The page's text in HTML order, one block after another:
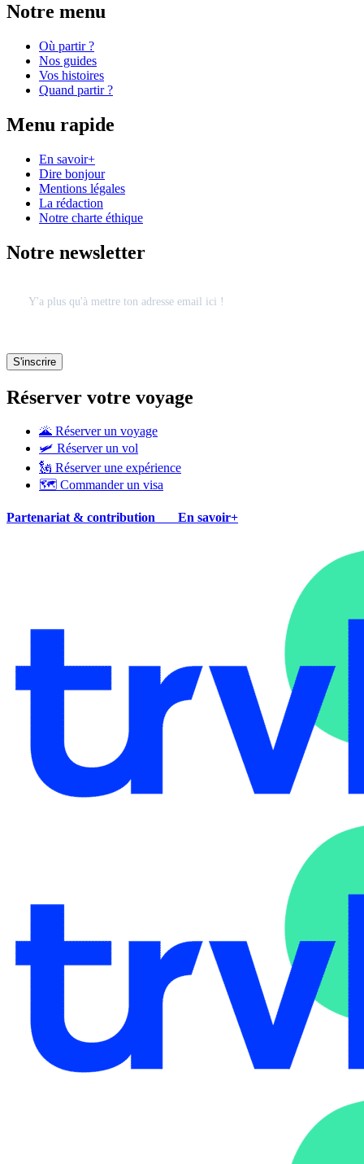
Notre menu
Où partir ?
Nos guides
Vos histoires
Quand partir ?
Menu rapide
En savoir+
Dire bonjour
Mentions légales
La rédaction
Notre charte éthique
Notre newsletter
Réserver votre voyage
🌋 Réserver un voyage
🛩 Réserver un vol
🗽 Réserver une expérience
🗺 Commander un visa
Partenariat & contribution En savoir+